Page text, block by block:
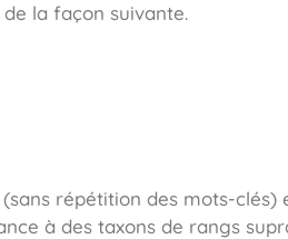
la façon suivante.
répétition des mots-clés)
à des taxons de rangs